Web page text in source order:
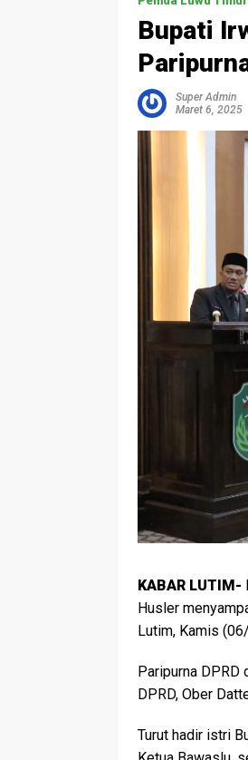
Bupati
Super Admin
Maret 6, 2025
KABAR LUTIM-
Husler
Lutim, Kamis
Paripurna
DPRD, Ober
Turut hadir istri